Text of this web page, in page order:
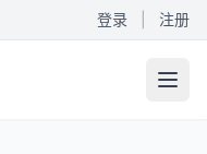
登录 注册